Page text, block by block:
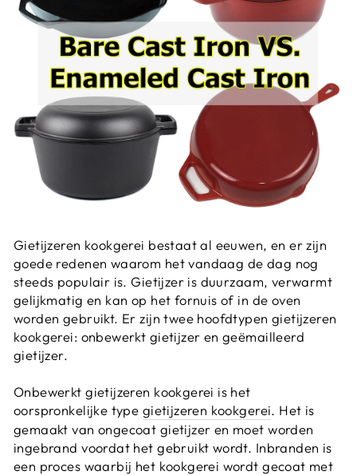
Gietijzeren kookgerei bestaat al eeuwen, en er zijn
goede redenen waarom het vandaag de dag nog
steeds populair is. Gietijzer is duurzaam, verwarmt
gelijkmatig en kan op het fornuis of in de oven
worden gebruikt. Er zijn twee hoofdtypen gietijzeren
kookgerei: onbewerkt gietijzer en geëmailleerd
gietijzer.
Onbewerkt gietijzeren kookgerei is het
oorspronkelijke type gietijzeren kookgerei. Het is
gemaakt van ongecoat gietijzer en moet worden
ingebrand voordat het gebruikt wordt. Inbranden is
een proces waarbij het kookgerei wordt gecoat met